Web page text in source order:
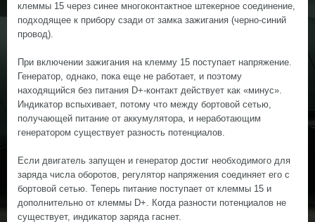
клеммы 15 через синее многоконтактное штекерное соединение,
подходящее к прибору сзади от замка зажигания (черно-синий
провод).
При включении зажигания на клемму 15 поступает напряжение.
Генератор, однако, пока еще не работает, и поэтому
находящийся без питания D+-контакт действует как «минус».
Индикатор вспыхивает, потому что между бортовой сетью,
получающей питание от аккумулятора, и неработающим
генератором существует разность потенциалов.
Если двигатель запущен и генератор достиг необходимого для
заряда числа оборотов, регулятор напряжения соединяет его с
бортовой сетью. Теперь питание поступает от клеммы 15 и
дополнительно от клеммы D+. Когда разности потенциалов не
существует, индикатор заряда гаснет.